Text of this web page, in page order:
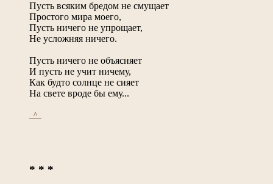
Пусть всяким бредом не смущает
Простого мира моего,
Пусть ничего не упрощает,
Не усложняя ничего.
Пусть ничего не объясняет
И пусть не учит ничему,
Как будто солнце не сияет
На свете вроде бы ему...
_^_
* * *